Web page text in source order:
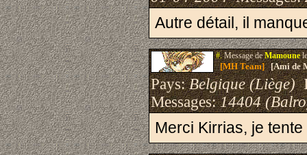
Autre détail, il
#.Message deMamoune
[MH Team][Ami de
Pays:Belgique (Liège)
Messages:14404
Merci Kirrias, je